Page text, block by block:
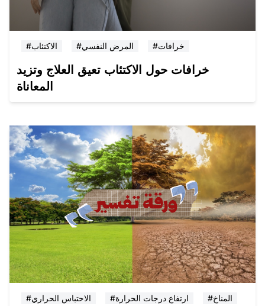
#الاكتئاب #المرض النفسي #خرافات
خرافات حول الاكتئاب تعيق العلاج وتزيد
المعاناة
#الاحتباس الحراري #ارتفاع درجات الحرارة #المناخ